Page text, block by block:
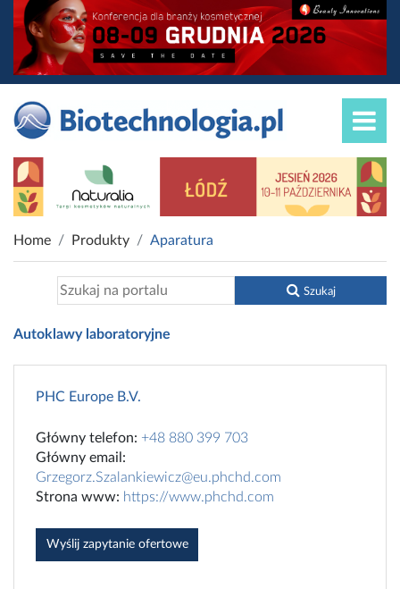
Home Produkty Aparatura
Autoklawy laboratoryjne
Szukaj
PHC Europe B.V.
Główny telefon: +48 880 399 703
Główny email:
Grzegorz.Szalankiewicz@eu.phchd.com
Strona www: https://www.phchd.com
Wyślij zapytanie ofertowe